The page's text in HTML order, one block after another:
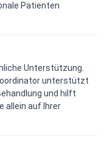
Patienten
Unterstützung.
unterstützt
und hilft
allein auf Ihrer